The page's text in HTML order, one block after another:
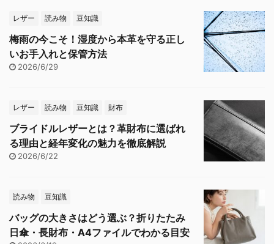
レザー 読み物 豆知識
梅雨の今こそ！湿度から本革を守る正し
いお手入れと保管方法
2026/6/29
レザー 読み物 豆知識 財布
ブライドルレザーとは？革財布に選ばれ
る理由と経年変化の魅力を徹底解説
2026/6/22
読み物 豆知識
バッグの大きさはどう選ぶ？折りたたみ
日傘・長財布・A4ファイルでわかる目安